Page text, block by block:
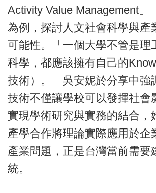
Activity Value Management」
為例，探討人文社會科學與產
可能性。「一個大學不管是理
科學，都應該擁有自己的
技術）。」吳安妮於分享中強
技術不僅讓學校可以發揮社會
實現學術研究與實務的結合，
產學合作將理論實際應用於企
產業問題，正是台灣當前需要
統。